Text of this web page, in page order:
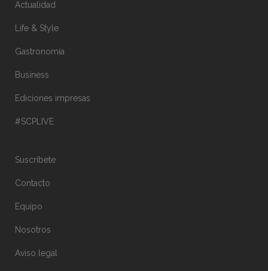
Actualidad
Life & Style
Gastronomía
Business
Ediciones impresas
#SCPLIVE
Suscríbete
Contacto
Equipo
Nosotros
Aviso legal